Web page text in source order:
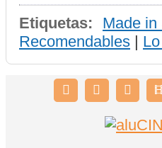
Etiquetas: Made in
Recomendables |